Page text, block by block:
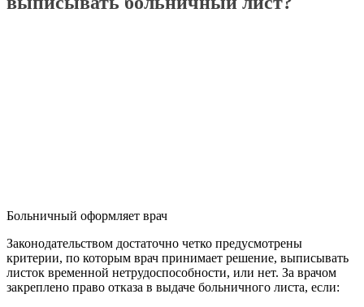
Больничный оформляет врач
Законодательством достаточно четко предусмотрены
критерии, по которым врач принимает решение, выписывать
листок временной нетрудоспособности, или нет. За врачом
закреплено право отказа в выдаче больничного листа, если: